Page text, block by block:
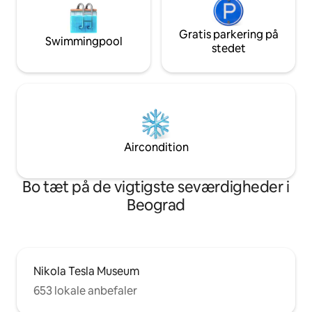
Swimmingpool
Gratis parkering på
stedet
Aircondition
Bo tæt på de vigtigste seværdigheder i
Beograd
Nikola Tesla Museum
653 lokale anbefaler